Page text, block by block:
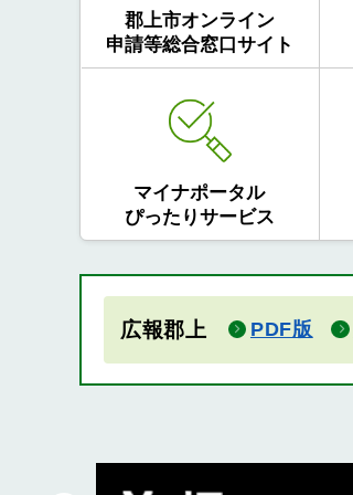
郡上市オンライン
申請等総合窓口サイト
マイナポータル
ぴったりサービス
広報郡上 PDF版